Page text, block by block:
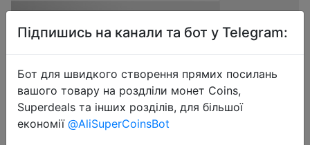
Підпишись на канали та бот у Telegram:
Бот для швидкого створення прямих посилань
вашого товару на роздліли монет Coins,
Superdeals та інших розділів, для більшої
економії @AliSuperCoinsBot